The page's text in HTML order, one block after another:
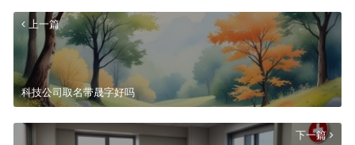
上一篇
科技公司取名带晟字好吗
下一篇